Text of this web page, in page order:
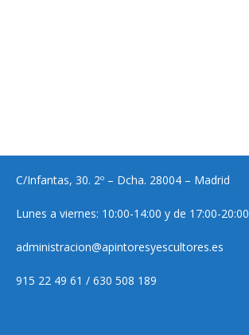
C/Infantas, 30. 2º – Dcha. 28004 – Madrid
Lunes a viernes: 10:00-14:00 y de 17:00-20:00
administracion@apintoresyescultores.es
915 22 49 61 / 630 508 189